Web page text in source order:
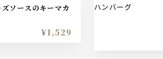
¥1,529